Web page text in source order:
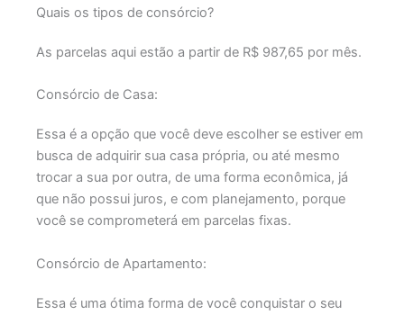
Quais os tipos de consórcio?
As parcelas aqui estão a partir de R$ 987,65 por mês.
Consórcio de Casa:
Essa é a opção que você deve escolher se estiver em
busca de adquirir sua casa própria, ou até mesmo
trocar a sua por outra, de uma forma econômica, já
que não possui juros, e com planejamento, porque
você se comprometerá em parcelas fixas.
Consórcio de Apartamento:
Essa é uma ótima forma de você conquistar o seu